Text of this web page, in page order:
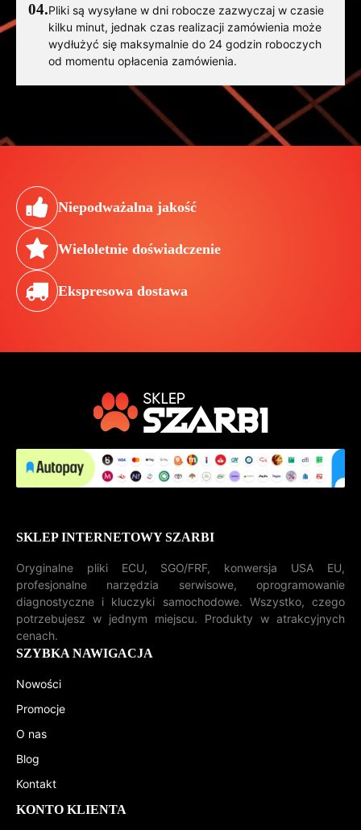
04.Pliki są wysyłane w dni robocze zazwyczaj w czasie
kilku minut, jednak czas realizacji zamówienia może
wydłużyć się maksymalnie do 24 godzin roboczych
od momentu opłacenia zamówienia.
Niepodważalna jakość
Wieloletnie doświadczenie
Ekspresowa dostawa
SKLEP INTERNETOWY SZARBI
Oryginalne pliki ECU, SGO/FRF, konwersja USA EU,
profesjonalne narzędzia serwisowe, oprogramowanie
diagnostyczne i kluczyki samochodowe. Wszystko, czego
potrzebujesz w jednym miejscu. Produkty w atrakcyjnych
cenach.
SZYBKA NAWIGACJA
Nowości
Promocje
O nas
Blog
Kontakt
KONTO KLIENTA